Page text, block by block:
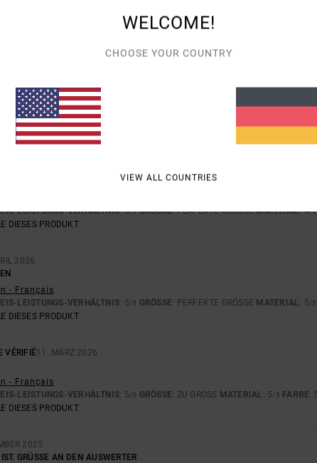
ZU KLEIN ZU GROSS
PASSFORM
- Français
VERHÄLTNIS: 5/5 GRÖSSE
DIESES PRODUKT
LEISTUNGS-VERHÄLTNIS: 3/5 GRÖSSE : PERFEKTE GRÖSSEMATERIAL: 4/5
DIESES PRODUKT
2026
- Français
LEISTUNGS-VERHÄLTNIS: 5/5 GRÖSSE : PERFEKTE GRÖSSE MATERIAL: 5/5
DIESES PRODUKT
VÉRIFIÉ11. MÄRZ 2026
- Français
LEISTUNGS-VERHÄLTNIS: 5/5 GRÖSSE : ZU GROSS MATERIAL : 5/5 FARBE:
DIESES PRODUKT
2025
GRÜSSE AN DEN AUSWERTER
WELCOME!
CHOOSE YOUR COUNTRY
VIEW ALL COUNTRIES